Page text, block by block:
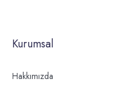
Kurumsal
Hakkımızda